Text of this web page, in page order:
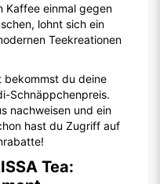
Kaffee einmal gegen
lohnt sich ein
Teekreationen
bekommst du deine
Schnäppchenpreis.
nachweisen und ein
hast du Zugriff auf
Tea: